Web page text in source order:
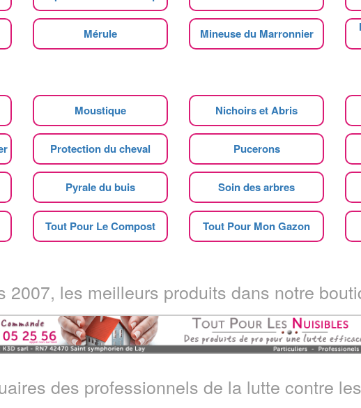
Mérule Mineuse du Marronnier
Moustique Nichoirs et Abris
Protection du cheval Pucerons
Pyrale du buis Soin des arbres
Tout Pour Le Compost Tout Pour Mon Gazon
2007, les meilleurs produits dans notre
des professionnels de la lutte contre